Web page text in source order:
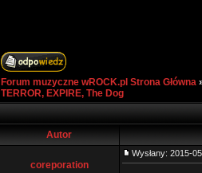
Forum muzyczne wROCK.pl Strona Główna
TERROR, EXPIRE, The Dog
Autor
coreporation
Wysłany: 2015-